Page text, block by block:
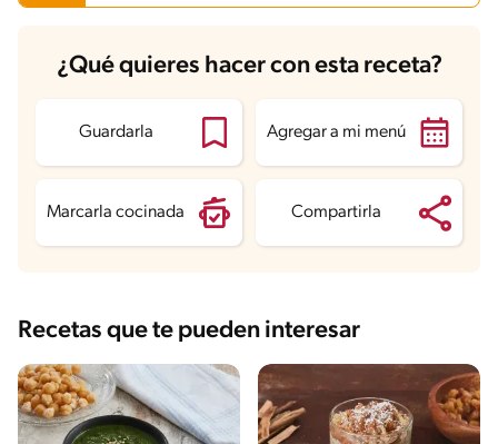
Carbohidratos
27.7 g
Energía 186.2 kcal
Proteína
Grasas saturadas 3.7 g
Sodio 172.8 mg
¿Qué quieres hacer con esta receta?
Guardarla Agregar a mi menú
Marcarla cocinada Compartirla
Recetas que te pueden interesar